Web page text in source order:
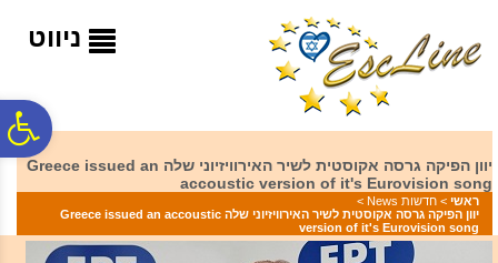
המרכזי
ניווט
יוון הפיקה גרסה אקוסטית לשיר האירוויזיוני שלה Greece issued an
accoustic version of it's Eurovision song
ראשי > חדשות News
>
יוון הפיקה גרסה אקוסטית לשיר האירוויזיוני שלה Greece issued an accoustic
version of it's Eurovision song